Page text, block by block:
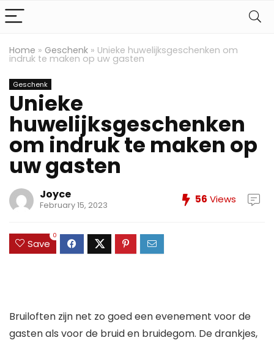
Home » Geschenk » Unieke huwelijksgeschenken om
indruk te maken op uw gasten
Geschenk
Unieke
huwelijksgeschenken
om indruk te maken op
uw gasten
Joyce
February 15, 2023 56 Views
Save
0
Bruiloften zijn net zo goed een evenement voor de
gasten als voor de bruid en bruidegom. De drankjes,